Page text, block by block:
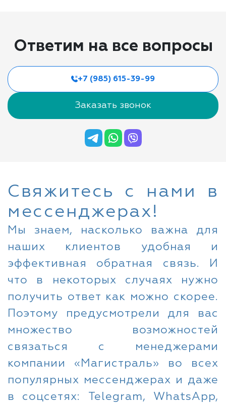
Ответим на все вопросы
+7 (985) 615-39-99
Заказать звонок
Свяжитесь с нами в
мессенджерах!
Мы знаем, насколько важна для
наших клиентов удобная и
эффективная обратная связь. И
что в некоторых случаях нужно
получить ответ как можно скорее.
Поэтому предусмотрели для вас
множество возможностей
связаться с менеджерами
компании «Магистраль» во всех
популярных мессенджерах и даже
в соцсетях: Telegram, WhatsApp,